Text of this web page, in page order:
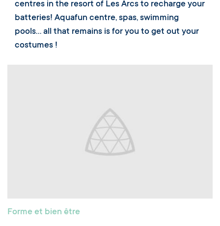
centres in the resort of Les Arcs to recharge your
batteries! Aquafun centre, spas, swimming
pools… all that remains is for you to get out your
costumes !
Forme et bien être